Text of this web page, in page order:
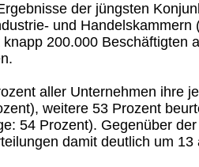
der jüngsten
und Handelskammern
200.000 Beschäftigten
aller Unternehmen ihre
weitere 53 Prozent
54 Prozent). Gegenüber
damit deutlich um 13